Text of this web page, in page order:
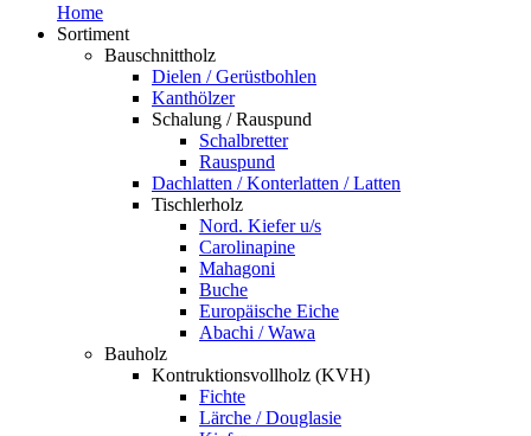
Home
Sortiment
Bauschnittholz
Dielen / Gerüstbohlen
Kanthölzer
Schalung / Rauspund
Schalbretter
Rauspund
Dachlatten / Konterlatten / Latten
Tischlerholz
Nord. Kiefer u/s
Carolinapine
Mahagoni
Buche
Europäische Eiche
Abachi / Wawa
Bauholz
Kontruktionsvollholz (KVH)
Fichte
Lärche / Douglasie